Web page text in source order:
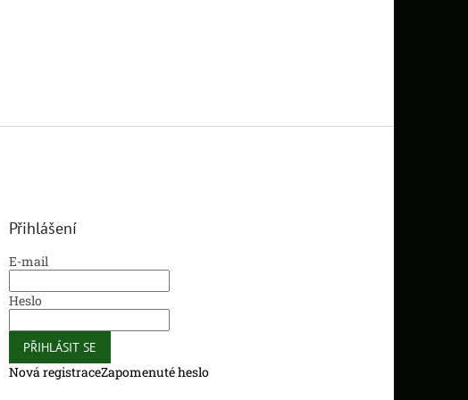
Přihlášení
E-mail
Heslo
PŘIHLÁSIT SE
Nová registraceZapomenuté heslo